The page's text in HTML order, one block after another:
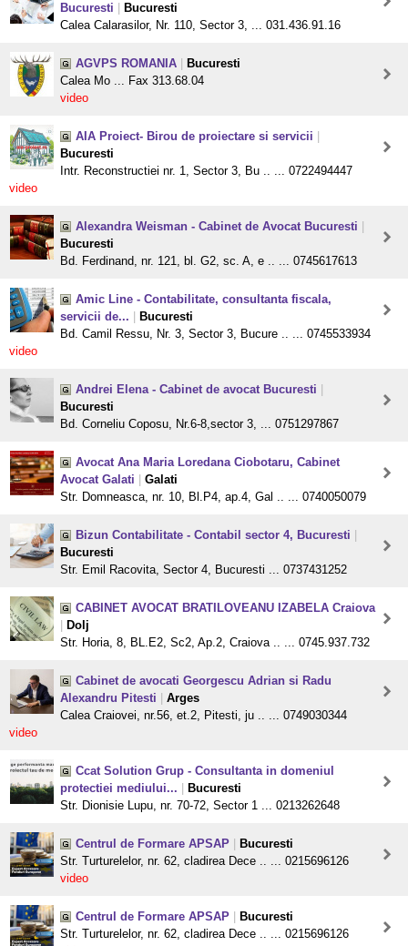
Bucuresti
Bucuresti
Calea Calarasilor, Nr. 110, Sector 3, ... 031.436.91.16
AGVPS ROMANIA
Bucuresti
Calea Mo ... Fax 313.68.04
video
AIA Proiect- Birou de proiectare si servicii
Bucuresti
Intr. Reconstructiei nr. 1, Sector 3, Bu .. ... 0722494447
video
Alexandra Weisman - Cabinet de Avocat Bucuresti
Bucuresti
Bd. Ferdinand, nr. 121, bl. G2, sc. A, e .. ... 0745617613
Amic Line - Contabilitate, consultanta fiscala,
servicii de...
Bucuresti
Bd. Camil Ressu, Nr. 3, Sector 3, Bucure .. ... 0745533934
video
Andrei Elena - Cabinet de avocat Bucuresti
Bucuresti
Bd. Corneliu Coposu, Nr.6-8,sector 3, ... 0751297867
Avocat Ana Maria Loredana Ciobotaru, Cabinet
Avocat Galati
Galati
Str. Domneasca, nr. 10, Bl.P4, ap.4, Gal .. ... 0740050079
Bizun Contabilitate - Contabil sector 4, Bucuresti
Bucuresti
Str. Emil Racovita, Sector 4, Bucuresti ... 0737431252
CABINET AVOCAT BRATILOVEANU IZABELA Craiova
Dolj
Str. Horia, 8, BL.E2, Sc2, Ap.2, Craiova .. ... 0745.937.732
Cabinet de avocati Georgescu Adrian si Radu
Alexandru Pitesti
Arges
Calea Craiovei, nr.56, et.2, Pitesti, ju .. ... 0749030344
video
Ccat Solution Grup - Consultanta in domeniul
protectiei mediului...
Bucuresti
Str. Dionisie Lupu, nr. 70-72, Sector 1 ... 0213262648
Centrul de Formare APSAP
Bucuresti
Str. Turturelelor, nr. 62, cladirea Dece .. ... 0215696126
video
Centrul de Formare APSAP
Bucuresti
Str. Turturelelor, nr. 62, cladirea Dece .. ... 0215696126